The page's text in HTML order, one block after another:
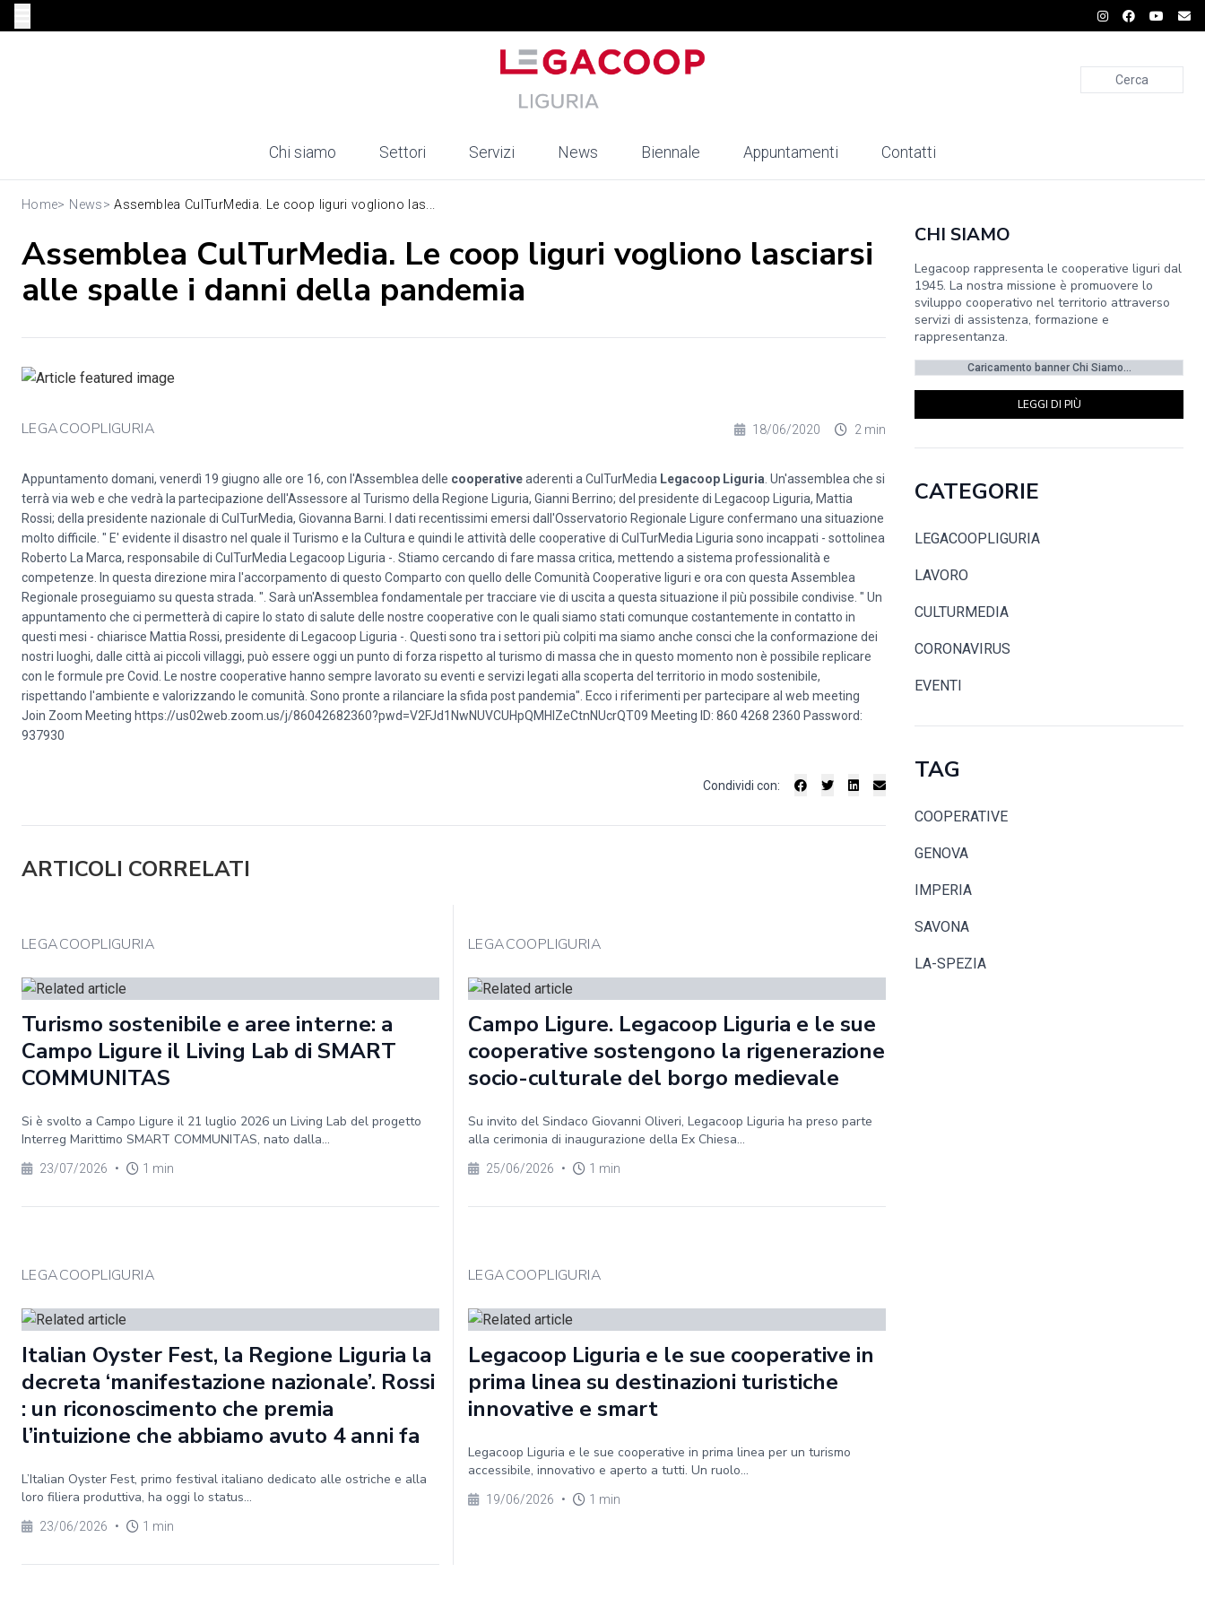
Cerca
Chi siamo Settori Servizi News Biennale Appuntamenti Contatti
Home> News> Assemblea CulTurMedia. Le coop liguri vogliono las...
Assemblea CulTurMedia. Le coop liguri vogliono lasciarsi
alle spalle i danni della pandemia
LEGACOOPLIGURIA 18/06/2020 2 min
Appuntamento domani, venerdì 19 giugno alle ore 16, con l'Assemblea delle cooperativeaderenti a CulTurMedia Legacoop Liguria . Un'assemblea che si
terrà via web e che vedrà la partecipazione dell'Assessore al Turismo della Regione Liguria, Gianni Berrino; del presidente di Legacoop Liguria, Mattia
Rossi; della presidente nazionale di CulTurMedia, Giovanna Barni. I dati recentissimi emersi dall'Osservatorio Regionale Ligure confermano una situazione
molto difficile. " E' evidente il disastro nel quale il Turismo e la Cultura e quindi le attività delle cooperative di CulTurMedia Liguria sono incappati - sottolinea
Roberto La Marca, responsabile di CulTurMedia Legacoop Liguria -. Stiamo cercando di fare massa critica, mettendo a sistema professionalità e
competenze. In questa direzione mira l'accorpamento di questo Comparto con quello delle Comunità Cooperative liguri e ora con questa Assemblea
Regionale proseguiamo su questa strada. ". Sarà un'Assemblea fondamentale per tracciare vie di uscita a questa situazione il più possibile condivise. " Un
appuntamento che ci permetterà di capire lo stato di salute delle nostre cooperative con le quali siamo stati comunque costantemente in contatto in
questi mesi - chiarisce Mattia Rossi, presidente di Legacoop Liguria -. Questi sono tra i settori più colpiti ma siamo anche consci che la conformazione dei
nostri luoghi, dalle città ai piccoli villaggi, può essere oggi un punto di forza rispetto al turismo di massa che in questo momento non è possibile replicare
con le formule pre Covid. Le nostre cooperative hanno sempre lavorato su eventi e servizi legati alla scoperta del territorio in modo sostenibile,
rispettando l'ambiente e valorizzando le comunità. Sono pronte a rilanciare la sfida post pandemia". Ecco i riferimenti per partecipare al web meeting
Join Zoom Meeting https://us02web.zoom.us/j/86042682360?pwd=V2FJd1NwNUVCUHpQMHlZeCtnNUcrQT09 Meeting ID: 860 4268 2360 Password:
937930
Condividi con:
ARTICOLI CORRELATI
LEGACOOPLIGURIA
Turismo sostenibile e aree interne: a
Campo Ligure il Living Lab di SMART
COMMUNITAS
Si è svolto a Campo Ligure il 21 luglio 2026 un Living Lab del progetto
Interreg Marittimo SMART COMMUNITAS, nato dalla...
23/07/2026 • 1 min
LEGACOOPLIGURIA
Campo Ligure. Legacoop Liguria e le sue
cooperative sostengono la rigenerazione
socio-culturale del borgo medievale
Su invito del Sindaco Giovanni Oliveri, Legacoop Liguria ha preso parte
alla cerimonia di inaugurazione della Ex Chiesa...
25/06/2026 • 1 min
LEGACOOPLIGURIA
Italian Oyster Fest, la Regione Liguria la
decreta ‘manifestazione nazionale’. Rossi
: un riconoscimento che premia
l’intuizione che abbiamo avuto 4 anni fa
L’Italian Oyster Fest, primo festival italiano dedicato alle ostriche e alla
loro filiera produttiva, ha oggi lo status...
23/06/2026 • 1 min
LEGACOOPLIGURIA
Legacoop Liguria e le sue cooperative in
prima linea su destinazioni turistiche
innovative e smart
Legacoop Liguria e le sue cooperative in prima linea per un turismo
accessibile, innovativo e aperto a tutti. Un ruolo...
19/06/2026 • 1 min
CHI SIAMO
Legacoop rappresenta le cooperative liguri dal
1945. La nostra missione è promuovere lo
sviluppo cooperativo nel territorio attraverso
servizi di assistenza, formazione e
rappresentanza.
Caricamento banner Chi Siamo...
LEGGI DI PIÙ
CATEGORIE
LEGACOOPLIGURIA
LAVORO
CULTURMEDIA
CORONAVIRUS
EVENTI
TAG
COOPERATIVE
GENOVA
IMPERIA
SAVONA
LA-SPEZIA